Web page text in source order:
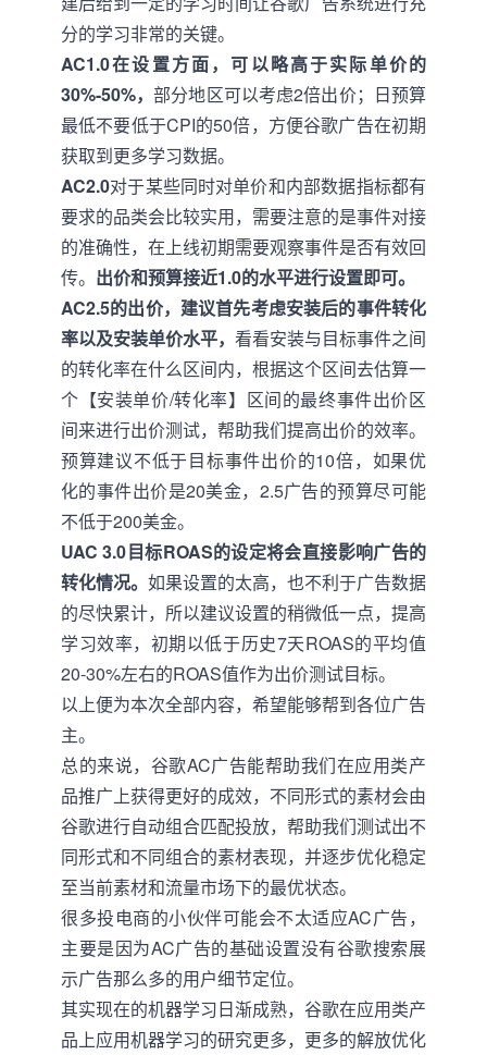
分的学习非常的关键。
AC1.0在设置方面，可以略高于实际单价的
30%-50%，部分地区可以考虑2倍出价；日预算
最低不要低于CPI的50倍，方便谷歌广告在初期
获取到更多学习数据。
AC2.0对于某些同时对单价和内部数据指标都有
要求的品类会比较实用，需要注意的是事件对接
的准确性，在上线初期需要观察事件是否有效回
传。 出价和预算接近1.0的水平进行设置即可。
AC2.5的出价，建议首先考虑安装后的事件转化
率以及安装单价水平， 看看安装与目标事件之间
的转化率在什么区间内，根据这个区间去估算一
个【安装单价/转化率】区间的最终事件出价区
间来进行出价测试，帮助我们提高出价的效率。
预算建议不低于目标事件出价的10倍，如果优
化的事件出价是20美金，2.5广告的预算尽可能
不低于200美金。
UAC 3.0目标ROAS的设定将会直接影响广告的
转化情况。 如果设置的太高，也不利于广告数据
的尽快累计，所以建议设置的稍微低一点，提高
学习效率，初期以低于历史7天ROAS的平均值
20-30%左右的ROAS值作为出价测试目标。
以上便为本次全部内容，希望能够帮到各位广告
主。
总的来说，谷歌AC广告能帮助我们在应用类产
品推广上获得更好的成效，不同形式的素材会由
谷歌进行自动组合匹配投放，帮助我们测试出不
同形式和不同组合的素材表现，并逐步优化稳定
至当前素材和流量市场下的最优状态。
很多投电商的小伙伴可能会不太适应AC广告，
主要是因为AC广告的基础设置没有谷歌搜索展
示广告那么多的用户细节定位。
其实现在的机器学习日渐成熟，谷歌在应用类产
品上应用机器学习的研究更多，更多的解放优化